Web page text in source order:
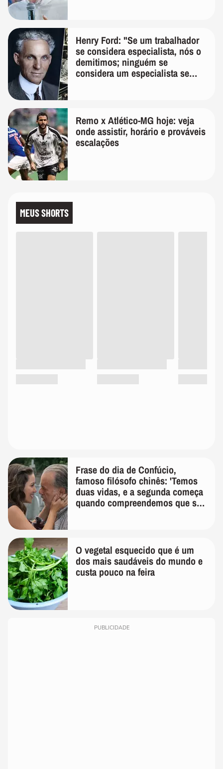
Henry Ford: "Se um trabalhador
se considera especialista, nós o
demitimos; ninguém se
considera um especialista se
Remo x Atlético-MG hoje: veja
onde assistir, horário e prováveis
escalações
MEUS SHORTS
Frase do dia de Confúcio,
famoso filósofo chinês: 'Temos
duas vidas, e a segunda começa
quando compreendemos que só
O vegetal esquecido que é um
dos mais saudáveis do mundo e
custa pouco na feira
PUBLICIDADE